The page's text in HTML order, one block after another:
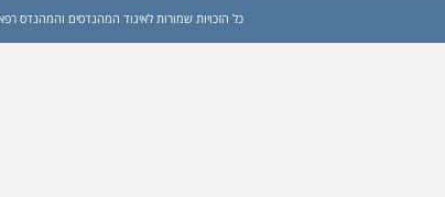
כל הזכויות שמורות לאיגוד המהנדסים והמהנדס רפאל גיל ©2026